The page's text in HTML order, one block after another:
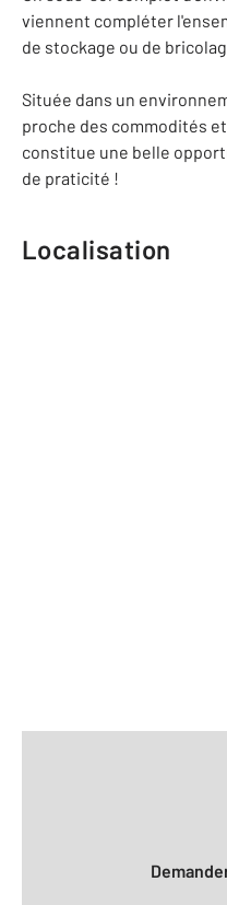
viennent compléter
de stockage ou de
Située dans un
proche des commodités
constitue une belle
de praticité !
Localisation